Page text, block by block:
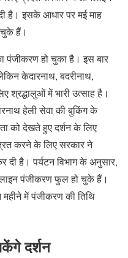
है। इसके आधार पर मई माह
हैं।
हो चुका है। इस बार
केदारनाथ, बदरीनाथ,
श्रद्धालुओं में भारी उत्साह है।
हेली सेवा की बुकिंग के
को देखते हुए दर्शन के लिए
करने के लिए सरकार ने
है। पर्यटन विभाग के अनुसार,
पंजीकरण फुल हो चुके हैं।
में पंजीकरण की तिथि
दर्शन